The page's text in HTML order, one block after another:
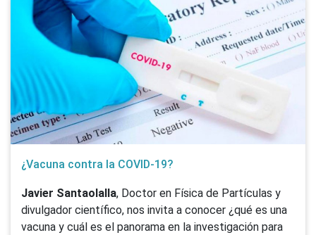
¿Vacuna contra la COVID-19?
Javier Santaolalla, Doctor en Física de Partículas y
divulgador científico, nos invita a conocer ¿qué es una
vacuna y cuál es el panorama en la investigación para